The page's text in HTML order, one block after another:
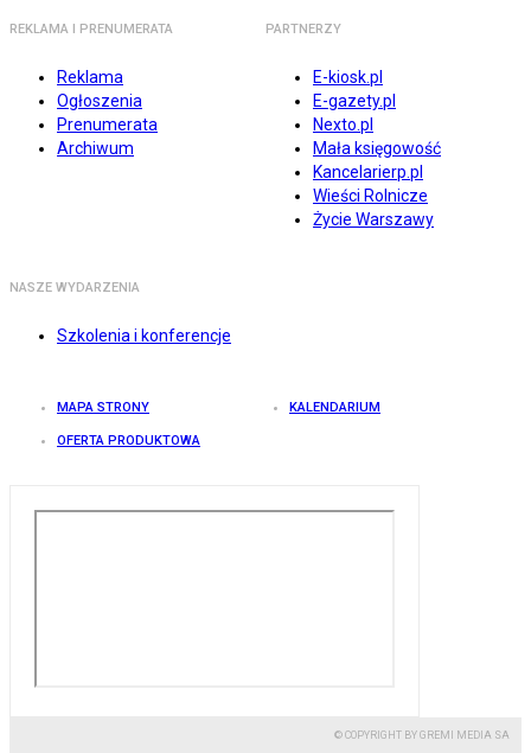
REKLAMA I PRENUMERATA
Reklama
Ogłoszenia
Prenumerata
Archiwum
PARTNERZY
E-kiosk.pl
E-gazety.pl
Nexto.pl
Mała księgowość
Kancelarierp.pl
Wieści Rolnicze
Życie Warszawy
NASZE WYDARZENIA
Szkolenia i konferencje
MAPA STRONY KALENDARIUM
OFERTA PRODUKTOWA
© COPYRIGHT BY GREMI MEDIA SA